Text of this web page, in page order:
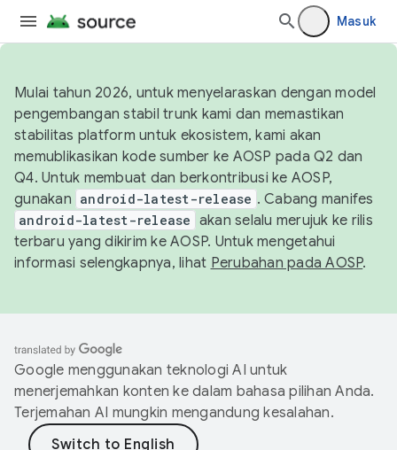
Masuk
Mulai tahun 2026, untuk menyelaraskan dengan model
pengembangan stabil trunk kami dan memastikan
stabilitas platform untuk ekosistem, kami akan
memublikasikan kode sumber ke AOSP pada Q2 dan
Q4. Untuk membuat dan berkontribusi ke AOSP,
gunakan android-latest-release . Cabang manifes
android-latest-release akan selalu merujuk ke rilis
terbaru yang dikirim ke AOSP. Untuk mengetahui
informasi selengkapnya, lihat Perubahan pada AOSP.
Google menggunakan teknologi AI untuk
menerjemahkan konten ke dalam bahasa pilihan Anda.
Terjemahan AI mungkin mengandung kesalahan.